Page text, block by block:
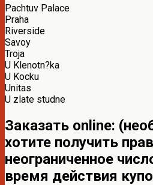
Pachtuv Palace
Praha
Riverside
Savoy
Troja
U Klenotn?ka
U Kocku
Unitas
U zlate studne
Заказать online:
хотите получить
неограниченное
время действия